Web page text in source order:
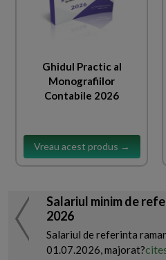
Ghidul Practic al
Monografiilor
Contabile 2026
Vreau acest produs →
Salariul minim de
2026
Salariul de referinta
01.07.2026, majorat?